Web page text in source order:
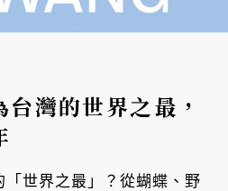
灣的世界之最，
世界之最」？從蝴蝶、野